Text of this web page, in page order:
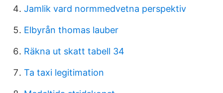
Jamlik vard normmedvetna perspektiv
Elbyrån thomas lauber
Räkna ut skatt tabell 34
Ta taxi legitimation